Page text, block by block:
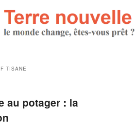
TISANE
au potager : la